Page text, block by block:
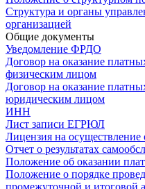
Структура и органы
организацией
Общие документы
Уведомление ФРДО
Договор на оказание
физическим лицом
Договор на оказание
юридическим лицом
ИНН
Лист записи ЕГРЮЛ
Лицензия на осуществление
Отчет о результатах
Положение об оказании
Положение о порядке
промежуточной и итоговой